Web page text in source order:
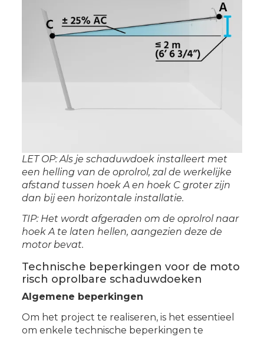
LET OP: Als je schaduwdoek installeert met
een helling van de oprolrol, zal de werkelijke
afstand tussen hoek A en hoek C groter zijn
dan bij een horizontale installatie.
TIP: Het wordt afgeraden om de oprolrol naar
hoek A te laten hellen, aangezien deze de
motor bevat.
Technische beperkingen voor de moto
risch oprolbare schaduwdoeken
Algemene beperkingen
Om het project te realiseren, is het essentieel
om enkele technische beperkingen te